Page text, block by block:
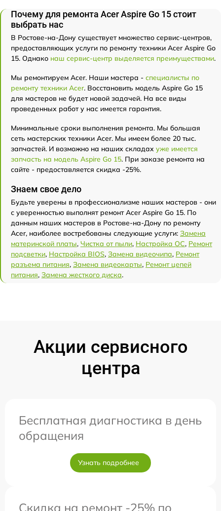
Почему для ремонта Acer Aspire Go 15 стоит
выбрать нас
В Ростове-на-Дону существует множество сервис-центров,
предоставляющих услуги по ремонту техники Acer Aspire Go
15. Однако наш сервис-центр выделяется преимуществами.
Мы ремонтируем Acer. Наши мастера - специалисты по
ремонту техники Acer. Восстановить модель Aspire Go 15
для мастеров не будет новой задачей. На все виды
проведенных работ у нас имеется гарантия.
Минимальные сроки выполнения ремонта. Мы большая
сеть мастерских техники Acer. Мы имеем более 20 тыс.
запчастей. И возможно на наших складах уже имеется
запчасть на модель Aspire Go 15. При заказе ремонта на
сайте - предоставляется скидка -25%.
Знаем свое дело
Будьте уверены в профессионализме наших мастеров - они
с уверенностью выполнят ремонт Acer Aspire Go 15. По
данным наших мастеров в Ростове-на-Дону по ремонту
Acer, наиболее востребованы следующие услуги: Замена
материнской платы, Чистка от пыли, Настройка ОС, Ремонт
подсветки, Настройка BIOS, Замена видеочипа, Ремонт
разъема питания, Замена видеокарты, Ремонт цепей
питания, Замена жесткого диска.
Акции сервисного
центра
Бесплатная диагностика в день
обращения
Узнать подробнее
Скидка на ремонт -25% по